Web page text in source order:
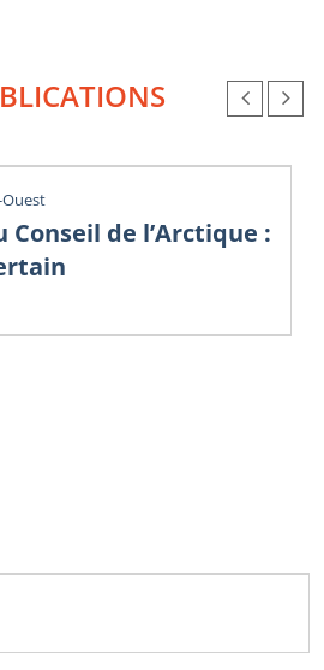
Conseil de l’Arctique :